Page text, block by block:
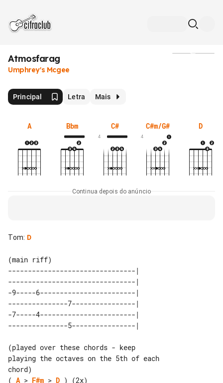
Atmosfarag
Umphrey's Mcgee
Principal Letra Mais
A Bbm C#
4
C#m/G#
4
D
Continua depois do anúncio
Tom: D
--------------------------------|
--------------------------------|
-9-----6------------------------|
---------------7----------------|
-7-----4------------------------|
(played over these chords - keep
playing the octaves on the 5th of each
( A > F#m > D